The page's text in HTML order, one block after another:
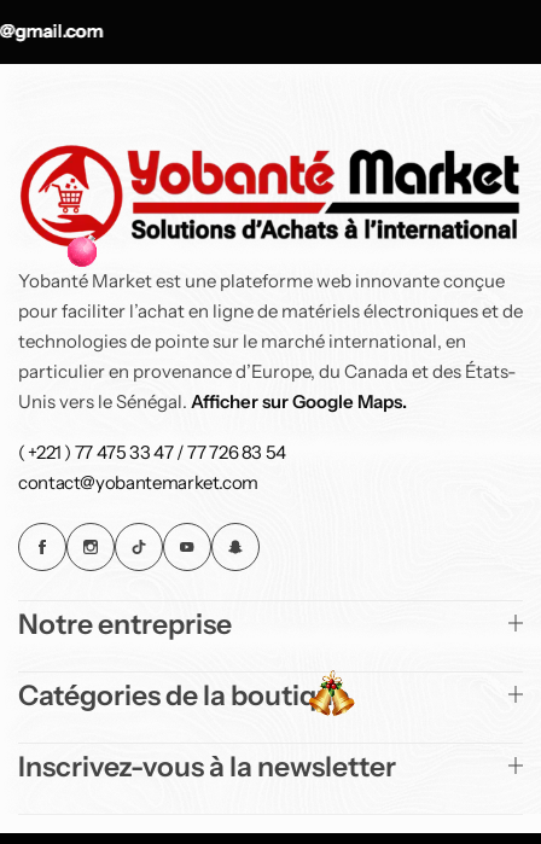
Yobanté Market est une plateforme web innovante conçue
pour faciliter l’achat en ligne de matériels électroniques et de
technologies de pointe sur le marché international, en
particulier en provenance d’Europe, du Canada et des États-
Unis vers le Sénégal. Afficher sur Google Maps.
( +221 ) 77 475 33 47 / 77 726 83 54
contact@yobantemarket.com
Notre entreprise
Catégories de la boutique
Inscrivez-vous à la newsletter